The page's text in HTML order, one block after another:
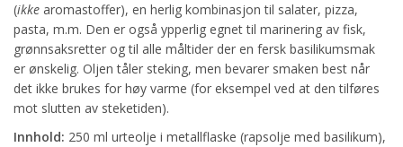
(ikke aromastoffer), en herlig kombinasjon til salater, pizza,
pasta, m.m. Den er også ypperlig egnet til marinering av fisk,
grønnsaksretter og til alle måltider der en fersk basilikumsmak
er ønskelig. Oljen tåler steking, men bevarer smaken best når
det ikke brukes for høy varme (for eksempel ved at den tilføres
mot slutten av steketiden).
Innhold: 250 ml urteolje i metallflaske (rapsolje med basilikum),